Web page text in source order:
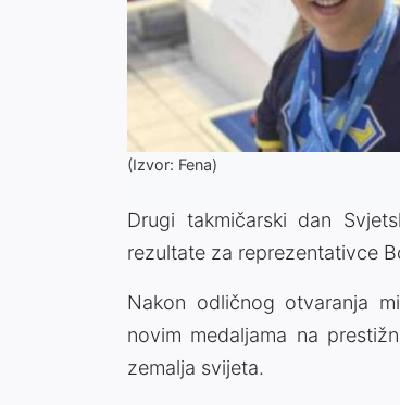
(Izvor: Fena)
Drugi takmičarski dan
rezultate za reprezentativce
Nakon odličnog otvaranja
novim medaljama na
zemalja svijeta.